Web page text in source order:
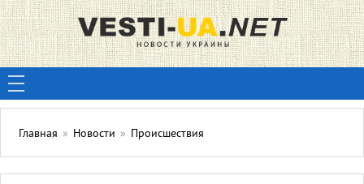
Главная » Новости » Происшествия